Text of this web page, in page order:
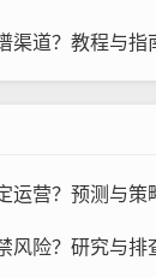
渠道？教程与指
运营？预测与策
风险？研究与排